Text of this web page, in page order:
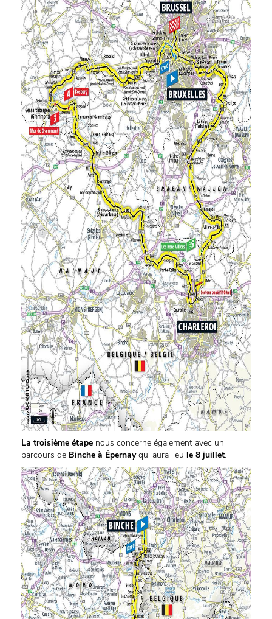
La troisième étape nous concerne également avec un
parcours de Binche à Épernayqui aura lieu le 8 juillet.